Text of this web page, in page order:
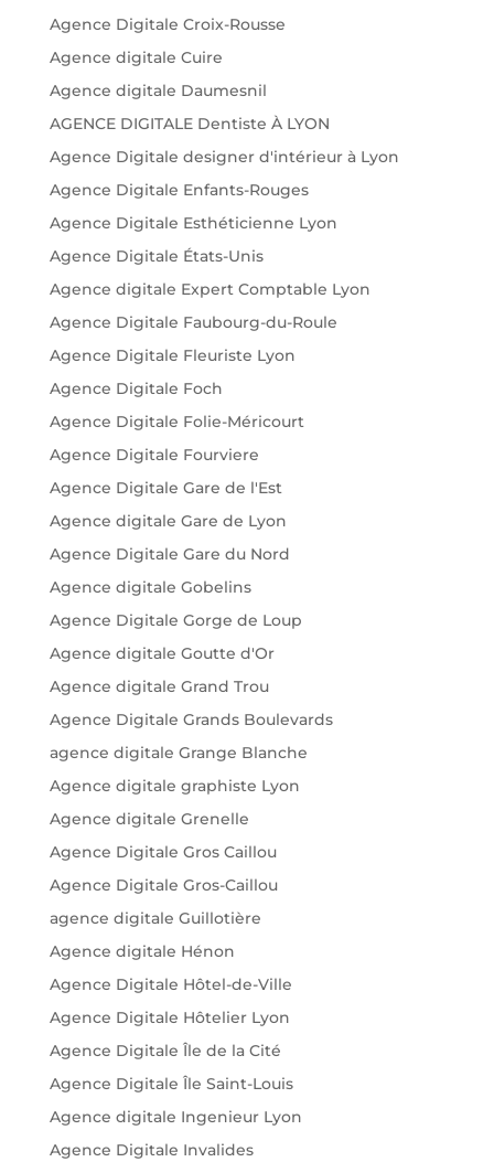
Agence Digitale Croix-Rousse
Agence digitale Cuire
Agence digitale Daumesnil
AGENCE DIGITALE Dentiste À LYON
Agence Digitale designer d'intérieur à Lyon
Agence Digitale Enfants-Rouges
Agence Digitale Esthéticienne Lyon
Agence Digitale États-Unis
Agence digitale Expert Comptable Lyon
Agence Digitale Faubourg-du-Roule
Agence Digitale Fleuriste Lyon
Agence Digitale Foch
Agence Digitale Folie-Méricourt
Agence Digitale Fourviere
Agence Digitale Gare de l'Est
Agence digitale Gare de Lyon
Agence Digitale Gare du Nord
Agence digitale Gobelins
Agence Digitale Gorge de Loup
Agence digitale Goutte d'Or
Agence digitale Grand Trou
Agence Digitale Grands Boulevards
agence digitale Grange Blanche
Agence digitale graphiste Lyon
Agence digitale Grenelle
Agence Digitale Gros Caillou
Agence Digitale Gros-Caillou
agence digitale Guillotière
Agence digitale Hénon
Agence Digitale Hôtel-de-Ville
Agence Digitale Hôtelier Lyon
Agence Digitale Île de la Cité
Agence Digitale Île Saint-Louis
Agence digitale Ingenieur Lyon
Agence Digitale Invalides